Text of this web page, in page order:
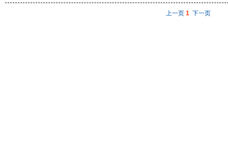
上一页 1 下一页